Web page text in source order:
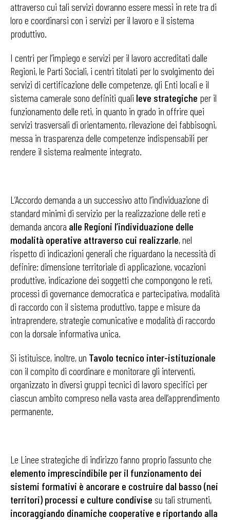
attraverso cui tali servizi dovranno essere messi in rete tra di
loro e coordinarsi con i servizi per il lavoro e il sistema
produttivo.
I centri per l’impiego e servizi per il lavoro accreditati dalle
Regioni, le Parti Sociali, i centri titolati per lo svolgimento dei
servizi di certificazione delle competenze, gli Enti locali e il
sistema camerale sono definiti quali leve strategiche per il
funzionamento delle reti, in quanto in grado in offrire quei
servizi trasversali di orientamento, rilevazione dei fabbisogni,
messa in trasparenza delle competenze indispensabili per
rendere il sistema realmente integrato.
L’Accordo demanda a un successivo atto l’individuazione di
standard minimi di servizio per la realizzazione delle reti e
demanda ancora alle Regioni l’individuazione delle
modalità operative attraverso cui realizzarle, nel
rispetto di indicazioni generali che riguardano la necessità di
definire: dimensione territoriale di applicazione, vocazioni
produttive, indicazione dei soggetti che compongono le reti,
processi di governance democratica e partecipativa, modalità
di raccordo con il sistema produttivo, tappe e misure da
intraprendere, strategie comunicative e modalità di raccordo
con la dorsale informativa unica.
Si istituisce, inoltre, un Tavolo tecnico inter-istituzionale
con il compito di coordinare e monitorare gli interventi,
organizzato in diversi gruppi tecnici di lavoro specifici per
ciascun ambito compreso nella vasta area dell’apprendimento
permanente.
Le Linee strategiche di indirizzo fanno proprio l’assunto che
elemento imprescindibile per il funzionamento dei
sistemi formativi è ancorare e costruire dal basso (nei
territori) processi e culture condivise su tali strumenti,
incoraggiando dinamiche cooperative e riportando alla